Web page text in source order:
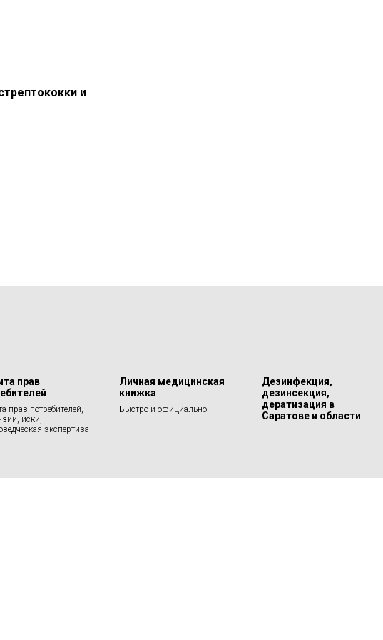
и
прав
прав потребителей,
иски,
экспертиза
Личная медицинская
книжка
Быстро и официально!
Дезинфекция,
дезинсекция,
дератизация в
Саратове и области